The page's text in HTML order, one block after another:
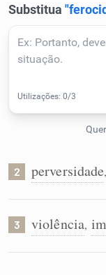
Resumir Texto
Corrigir Texto
Detector de IA
Humanizador
Conexões
2 perversidade,
3 violência,